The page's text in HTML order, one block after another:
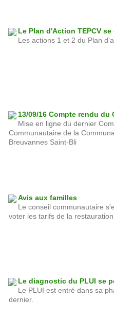
Le Plan d'Action TEPCV
Les actions 1 et 2 du Plan
13/09/16 Compte rendu
Mise en ligne du dernier
Communautaire de la
Breuvannes Saint-Bli
Avis aux familles
Le conseil communautaire
voter les tarifs de la
Le diagnostic du PLUI se
Le PLUI est entré dans sa
dernier.